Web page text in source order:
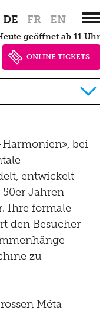
DE FR EN
heute geöffnet ab 11 Uhr
ONLINE TICKETS
bei
entwickelt
Jahren
Ihre formale
den Besucher
zu
Méta